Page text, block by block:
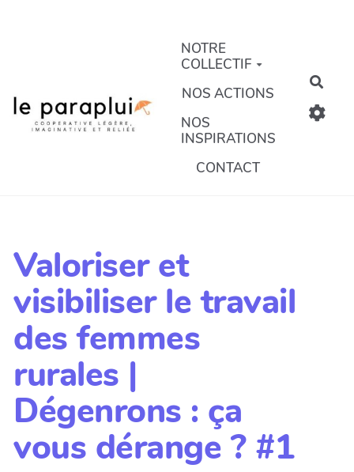
NOTRE
COLLECTIF
NOS ACTIONS
NOS
INSPIRATIONS
CONTACT
Valoriser et
visibiliser le travail
des femmes
rurales |
Dégenrons : ça
vous dérange ? #1